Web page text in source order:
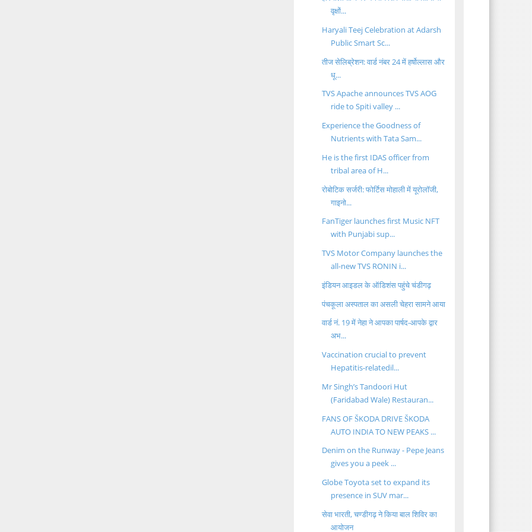
वृक्षों...
Haryali Teej Celebration at Adarsh
Public Smart Sc...
तीज सेलिब्रेशन: वार्ड नंबर 24 में हर्षोल्लास और
धू...
TVS Apache announces TVS AOG
ride to Spiti valley ...
Experience the Goodness of
Nutrients with Tata Sam...
He is the first IDAS officer from
tribal area of H...
रोबोटिक सर्जरी: फोर्टिस मोहाली में यूरोलॉजी,
गाइनो...
FanTiger launches first Music NFT
with Punjabi sup...
TVS Motor Company launches the
all-new TVS RONIN i...
इंडियन आइडल के ऑडिशंस पहुंचे चंडीगढ़
पंचकूला अस्पताल का असली चेहरा सामने आया
वार्ड नं. 19 में नेहा ने आपका पार्षद-आपके द्वार
अभ...
Vaccination crucial to prevent
Hepatitis-relatedil...
Mr Singh’s Tandoori Hut
(Faridabad Wale) Restauran...
FANS OF ŠKODA DRIVE ŠKODA
AUTO INDIA TO NEW PEAKS ...
Denim on the Runway - Pepe Jeans
gives you a peek ...
Globe Toyota set to expand its
presence in SUV mar...
सेवा भारती, चण्डीगढ़ ने किया बाल शिविर का
आयोजन